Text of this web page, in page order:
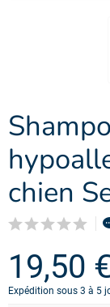
chien
19,50 €
Expédition sous 3 à 5